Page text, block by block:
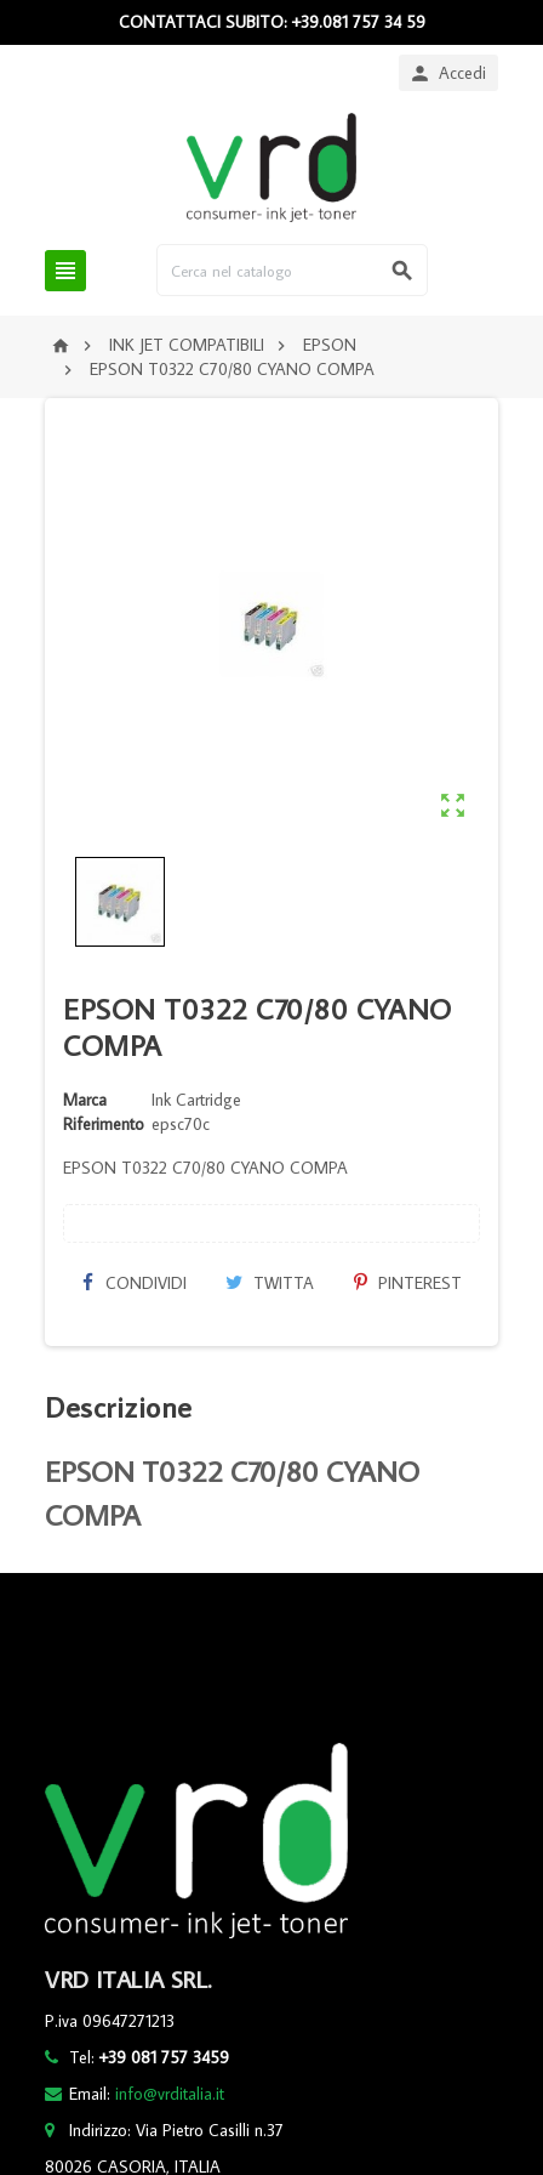
CONTATTACI SUBITO: +39.081 757 34 59
 Accedi
 
  INK JET COMPATIBILI  EPSON
 EPSON T0322 C70/80 CYANO COMPA

EPSON T0322 C70/80 CYANO
COMPA
Marca
Ink Cartridge
Riferimento epsc70c
EPSON T0322 C70/80 CYANO COMPA
CONDIVIDI TWITTA PINTEREST
Descrizione
EPSON T0322 C70/80 CYANO
COMPA
VRD ITALIA SRL.
P.iva 09647271213
Tel:+39 081 757 3459
Email:info@vrditalia.it
Indirizzo: Via Pietro Casilli n.37
80026 CASORIA, ITALIA